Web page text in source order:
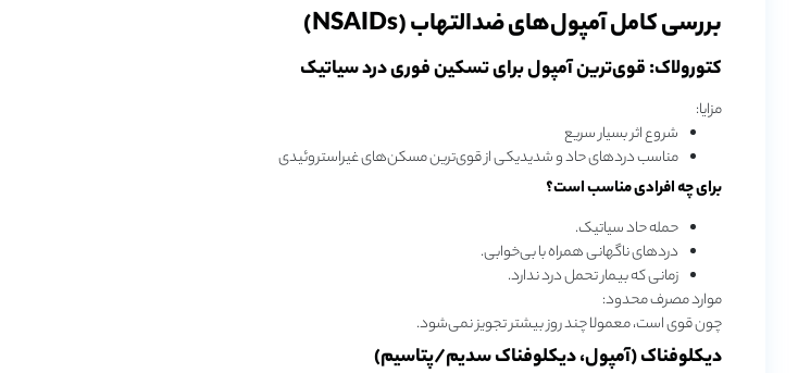
بررسی کامل آمپول‌های ضدالتهاب (NSAIDs)
کتورولاک: قوی‌ترین آمپول برای تسکین فوری درد سیاتیک
مزایا:
شروع اثر بسیار سریع
مناسب دردهای حاد و شدیدیکی از قوی‌ترین مسکن‌های غیراستروئیدی
برای چه افرادی مناسب است؟
حمله حاد سیاتیک.
دردهای ناگهانی همراه با بی‌خوابی.
زمانی که بیمار تحمل درد ندارد.
موارد مصرف محدود:
چون قوی است، معمولا چند روز بیشتر تجویز نمی‌شود.
دیکلوفناک (آمپول، دیکلوفناک سدیم/پتاسیم)